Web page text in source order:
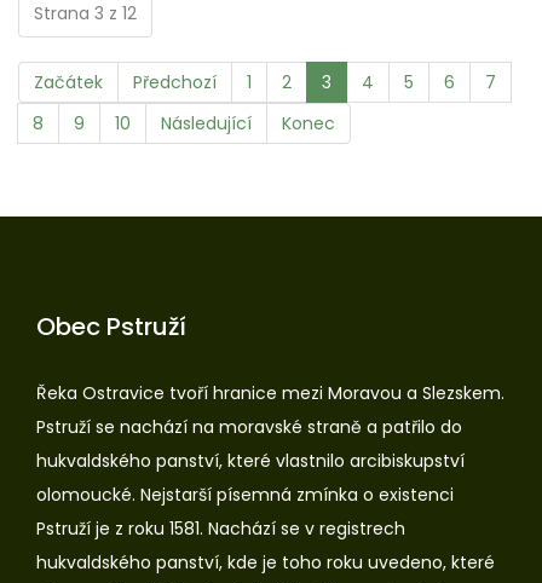
Strana 3 z 12
Začátek Předchozí 1 2 3 4 5 6
7
8
9 10 Následující Konec
Obec Pstruží
Řeka Ostravice tvoří hranice mezi Moravou a Slezskem.
Pstruží se nachází na moravské straně a patřilo do
hukvaldského panství, které vlastnilo arcibiskupství
olomoucké. Nejstarší písemná zmínka o existenci
Pstruží je z roku 1581. Nachází se v registrech
hukvaldského panství, kde je toho roku uvedeno, které